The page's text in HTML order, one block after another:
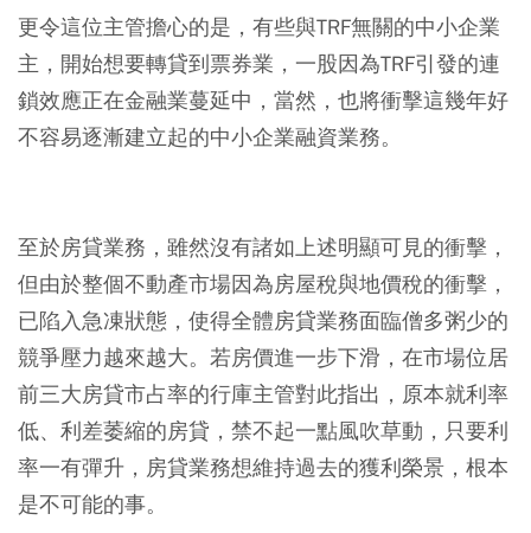
更令這位主管擔心的是，有些與TRF無關的中小企業
主，開始想要轉貸到票券業，一股因為TRF引發的連
鎖效應正在金融業蔓延中，當然，也將衝擊這幾年好
不容易逐漸建立起的中小企業融資業務。
至於房貸業務，雖然沒有諸如上述明顯可見的衝擊，
但由於整個不動產市場因為房屋稅與地價稅的衝擊，
已陷入急凍狀態，使得全體房貸業務面臨僧多粥少的
競爭壓力越來越大。若房價進一步下滑，在市場位居
前三大房貸市占率的行庫主管對此指出，原本就利率
低、利差萎縮的房貸，禁不起一點風吹草動，只要利
率一有彈升，房貸業務想維持過去的獲利榮景，根本
是不可能的事。